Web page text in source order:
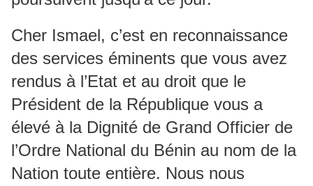
Cher Ismael, c’est en reconnaissance
des services éminents que vous avez
rendus à l’Etat et au droit que le
Président de la République vous a
élevé à la Dignité de Grand Officier de
l’Ordre National du Bénin au nom de la
Nation toute entière. Nous nous